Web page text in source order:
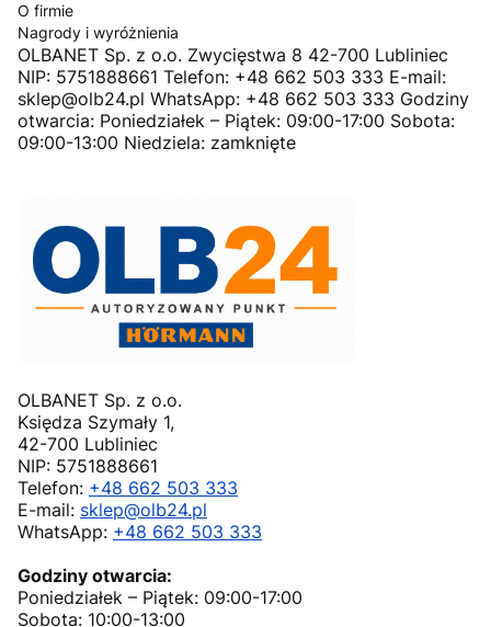
O firmie
Nagrody i wyróżnienia
OLBANET Sp. z o.o. Zwycięstwa 8 42-700 Lubliniec
NIP: 5751888661 Telefon: +48 662 503 333 E-mail:
sklep@olb24.pl WhatsApp: +48 662 503 333 Godziny
otwarcia: Poniedziałek – Piątek: 09:00-17:00 Sobota:
09:00-13:00 Niedziela: zamknięte
OLBANET Sp. z o.o.
Księdza Szymały 1,
42-700 Lubliniec
NIP: 5751888661
Telefon: +48 662 503 333
E-mail: sklep@olb24.pl
WhatsApp: +48 662 503 333
Godziny otwarcia:
Poniedziałek – Piątek: 09:00-17:00
Sobota: 10:00-13:00